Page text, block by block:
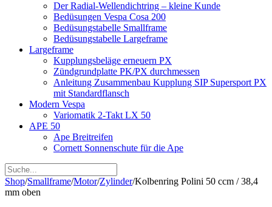
Der Radial-Wellendichtring – kleine Kunde
Bedüsungen Vespa Cosa 200
Bedüsungstabelle Smallframe
Bedüsungstabelle Largeframe
Largeframe
Kupplungsbeläge erneuern PX
Zündgrundplatte PK/PX durchmessen
Anleitung Zusammenbau Kupplung SIP Supersport PX
mit Standardflansch
Modern Vespa
Variomatik 2-Takt LX 50
APE 50
Ape Breitreifen
Cornett Sonnenschute für die Ape
Shop/Smallframe/Motor/Zylinder/Kolbenring Polini 50 ccm / 38,4
mm oben